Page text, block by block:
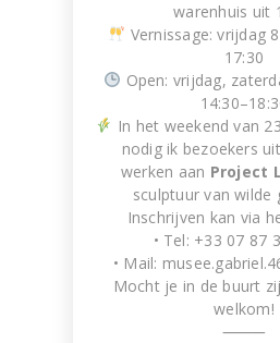
Deca 1
Artwork made of
WORK IN
warenhuis uit
Vernissage: vrijdag
17:30
Open: vrijdag,
In het weekend van
nodig ik bezoekers
werken aan Project
sculptuur van wilde
Inschrijven kan via
• Tel: +33 07 87
• Mail:
Mocht je in de buurt
welkom!
⸻